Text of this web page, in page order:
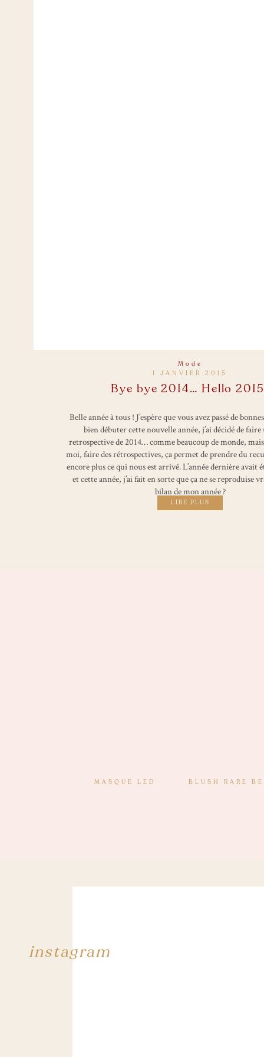
LIRE PLUS
Belle année à tous ! J’espère que vous avez passé de
bien débuter cette nouvelle année, j’ai décidé de
retrospective de 2014… comme beaucoup de monde, mais
moi, faire des rétrospectives, ça permet de prendre du
encore plus ce qui nous est arrivé. L’année dernière avait
et cette année, j’ai fait en sorte que ça ne se reproduise
bilan de mon année ?
1 JANVIER 2015
Bye bye 2014… Hello
Mode
MASQUE LED BLUSH RARE
instagram